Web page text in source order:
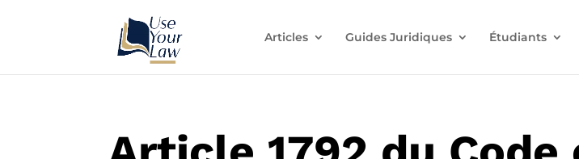
Articles Guides Juridiques Étudiants